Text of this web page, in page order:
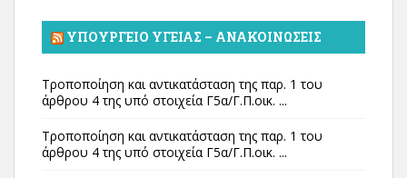
ΥΠΟΥΡΓΕΊΟ ΥΓΕΊΑΣ – ΑΝΑΚΟΙΝΏΣΕΙΣ
Τροποποίηση και αντικατάσταση της παρ. 1 του
άρθρου 4 της υπό στοιχεία Γ5α/Γ.Π.οικ. ...
Τροποποίηση και αντικατάσταση της παρ. 1 του
άρθρου 4 της υπό στοιχεία Γ5α/Γ.Π.οικ. ...